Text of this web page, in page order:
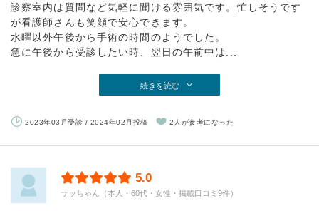
診察室内は質問など気軽に聞ける雰囲気です。忙しそうです
が看護師さんも笑顔で安心できます。
水曜以外午後から手術の時間のようでした。
急に午後から受診したい時、翌日の午前中は...
続きを読む
2023年03月受診 / 2024年02月投稿 2人が参考になった
5.0
サッちゃん（本人・60代・女性・掲載口コミ9件）